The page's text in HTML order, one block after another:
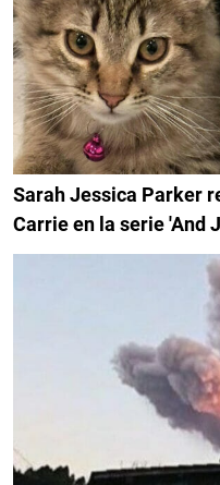
Sarah Jessica Parker
Carrie en la serie 'And